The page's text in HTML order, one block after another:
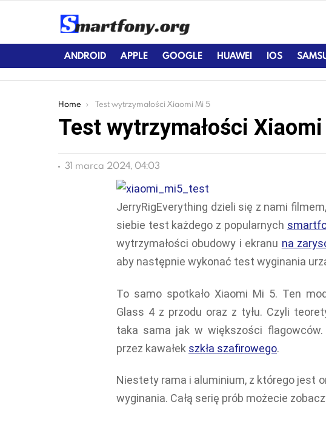
ANDROID APPLE GOOGLE HUAWEI IOS
You are here:
Home Test wytrzymałości Xiaomi Mi 5
Test wytrzymałości
31 marca 2024, 04:03
JerryRigEverything dzieli się z nami
siebie test każdego z popularnych
wytrzymałości obudowy i ekranu na
aby następnie wykonać test wyginania
To samo spotkało Xiaomi Mi 5. Ten
Glass 4 z przodu oraz z tyłu. Czyli
taka sama jak w większości flagowców.
przez kawałek szkła szafirowego.
Niestety rama i aluminium, z którego jest
wyginania. Całą serię prób możecie